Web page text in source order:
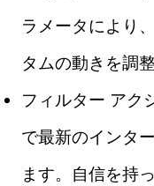
ラメータにより
タムの動きを調
フィルター アク
で最新のインタ
ます。自信を持